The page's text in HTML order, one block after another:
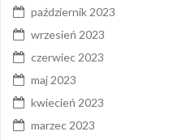
październik 2023
wrzesień 2023
czerwiec 2023
maj 2023
kwiecień 2023
marzec 2023